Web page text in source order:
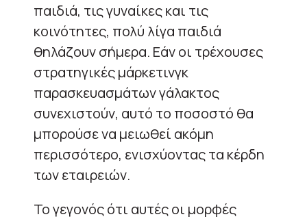
παιδιά, τις γυναίκες και τις
κοινότητες, πολύ λίγα παιδιά
θηλάζουν σήμερα. Εάν οι τρέχουσες
στρατηγικές μάρκετινγκ
παρασκευασμάτων γάλακτος
συνεχιστούν, αυτό το ποσοστό θα
μπορούσε να μειωθεί ακόμη
περισσότερο, ενισχύοντας τα κέρδη
των εταιρειών.
Το γεγονός ότι αυτές οι μορφές